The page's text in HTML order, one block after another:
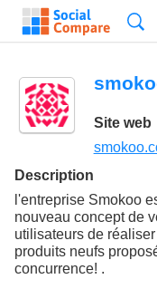
Site web
Description
l'entreprise Smokoo
nouveau concept de
utilisateurs de
produits neufs
concurrence! .